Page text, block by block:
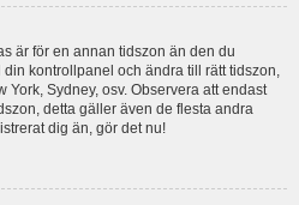
är för en annan tidszon än den du
kontrollpanel och ändra till rätt tidszon,
York, Sydney, osv. Observera att endast
detta gäller även de flesta andra
dig än, gör det nu!